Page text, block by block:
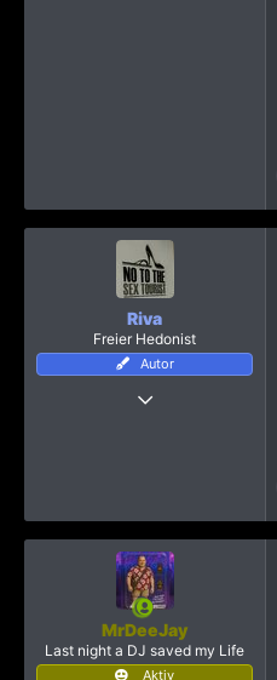
Riva
Freier Hedonist
Autor
MrDeeJay
Last night a DJ saved my Life
Aktiv